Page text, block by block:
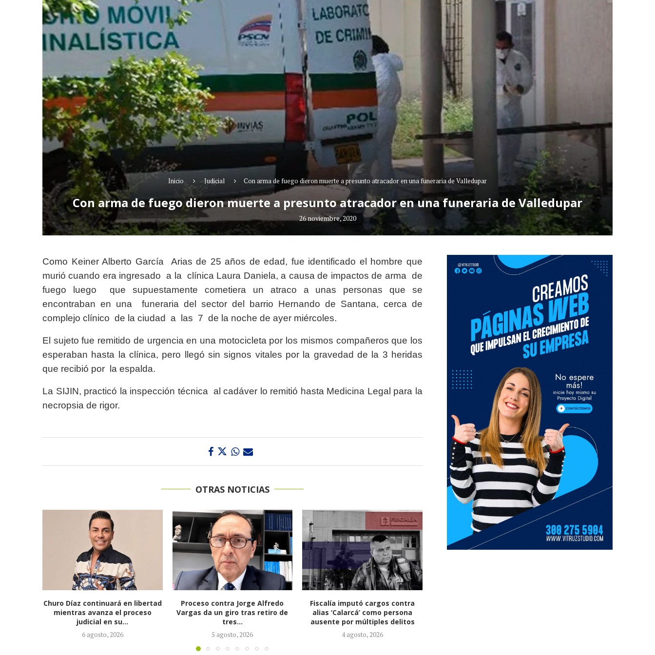
Inicio Judicial Con arma de fuego dieron muerte a presunto atracador en una funeraria de Valledupar
Con arma de fuego dieron muerte a presunto atracador en una funeraria de Valledupar
26 noviembre, 2020
Como Keiner Alberto García Arias de 25 años de edad, fue identificado el hombre que
murió cuando era ingresado a la clínica Laura Daniela, a causa de impactos de arma de
fuego luego que supuestamente cometiera un atraco a unas personas que se
encontraban en una funeraria del sector del barrio Hernando de Santana, cerca de
complejo clínico de la ciudad a las 7 de la noche de ayer miércoles.
El sujeto fue remitido de urgencia en una motocicleta por los mismos compañeros que los
esperaban hasta la clínica, pero llegó sin signos vitales por la gravedad de la 3 heridas
que recibió por la espalda.
La SIJIN, practicó la inspección técnica al cadáver lo remitió hasta Medicina Legal para la
necropsia de rigor.
OTRAS NOTICIAS
Proceso contra Jorge Alfredo
Vargas da un giro tras retiro de
tres...
5 agosto, 2026
Fiscalía imputó cargos contra
alias ‘Calarcá’ como persona
ausente por múltiples delitos
4 agosto, 2026
CTI adelanta allanamientos en
Valledupar y La Paz por
investigación en curso
3 agosto, 2026